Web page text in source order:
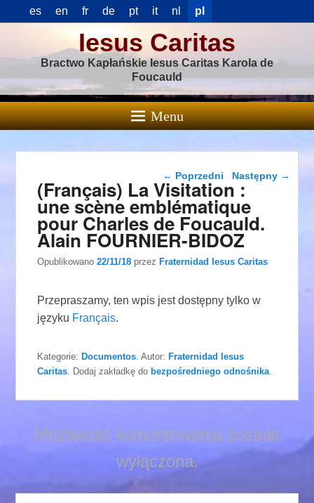
es en fr de pt it nl pl
Iesus Caritas
Bractwo Kapłańskie Iesus Caritas Karola de
Foucauld
Menu
Nawigacja wpisu
← Poprzedni Następny →
(Français) La Visitation :
une scène emblématique
pour Charles de Foucauld.
Alain FOURNIER-BIDOZ
Opublikowano22/11/18 przezFraternidad Iesus Caritas
Przepraszamy, ten wpis jest dostępny tylko w
języku Français.
Kategorie:Documentos . Autor:Fraternidad Iesus
Caritas . Dodaj zakładkę do bezpośredniego odnośnika
Możliwość komentowania została
wyłączona.